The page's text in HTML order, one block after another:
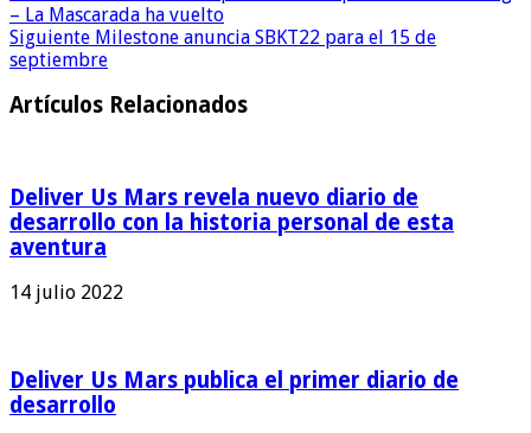
– La Mascarada ha vuelto
Siguiente Milestone anuncia SBKT22 para el 15 de
septiembre
Artículos Relacionados
Deliver Us Mars revela nuevo diario de
desarrollo con la historia personal de esta
aventura
14 julio 2022
Deliver Us Mars publica el primer diario de
desarrollo